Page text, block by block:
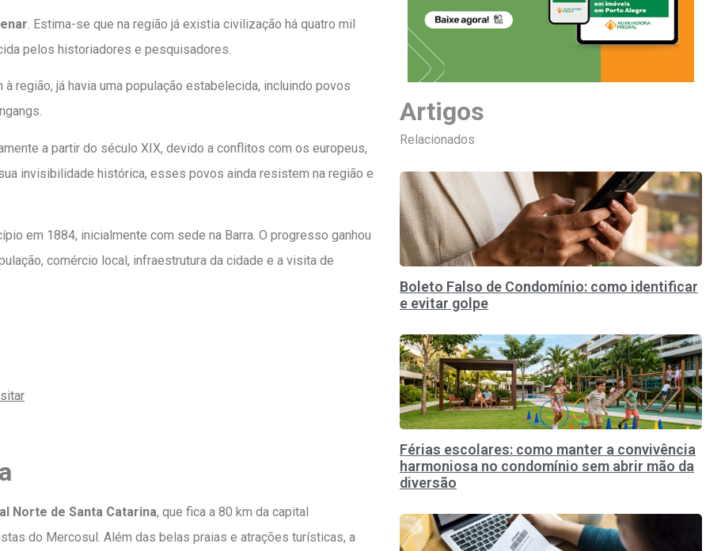
. Estima-se que na região já existia civilização há quatro mil
pelos historiadores e pesquisadores.
região, já havia uma população estabelecida, incluindo povos
a partir do século XIX, devido a conflitos com os europeus,
invisibilidade histórica, esses povos ainda resistem na região e
em 1884, inicialmente com sede na Barra. O progresso ganhou
comércio local, infraestrutura da cidade e a visita de
Norte de Santa Catarina, que fica a 80 km da capital
do Mercosul. Além das belas praias e atrações turísticas, a
Artigos
Relacionados
Boleto Falso de Condomínio: como identificar
e evitar golpe
Férias escolares: como manter a convivência
harmoniosa no condomínio sem abrir mão da
diversão